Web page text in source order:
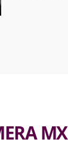
MX